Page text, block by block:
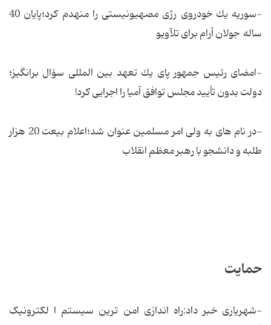
-سوریه یك خودروی رژی مصهیونیستی را منهدم كرد؛پایان 40
ساله جولان آرام برای تلآویو
-امضای رئیس جمهور پای یك تعهد بین المللی سۆال برانگیز؛
دولت بدون تأیید مجلس توافق آمیا را اجرایی كرد!
-در نام های به ولی امر مسلمین عنوان شد؛اعلام بیعت 20 هزار
طلبه و دانشجو با رهبر معظم انقلاب
حمایت
-شهریاری خبر داد:راه اندازی امن ترین سیستم ا لکترونیک